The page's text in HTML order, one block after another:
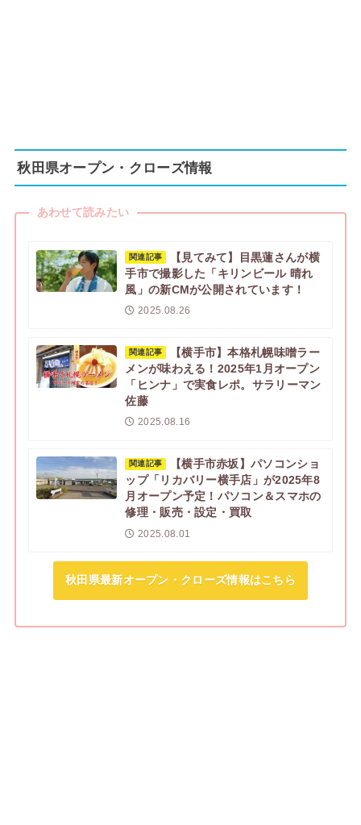
秋田県オープン・クローズ情報
あわせて読みたい
関連記事
【見てみて】目黒蓮さんが横
手市で撮影した「キリンビール 晴れ
風」の新CMが公開されています！
2025.08.26
関連記事
【横手市】本格札幌味噌ラー
メンが味わえる！2025年1月オープン
「ヒンナ」で実食レポ。サラリーマン
佐藤
2025.08.16
関連記事
【横手市赤坂】パソコンショ
ップ「リカバリー横手店」が2025年8
月オープン予定！パソコン＆スマホの
修理・販売・設定・買取
2025.08.01
秋田県最新オープン・クローズ情報はこちら